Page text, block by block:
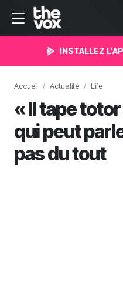
INSTALLEZ
Accueil Actualité Life
« Il tape
qui peut
pas du tout